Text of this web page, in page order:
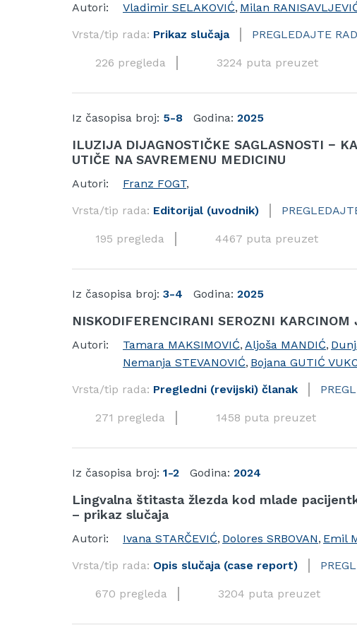
Autori: Vladimir SELAKOVIĆ, Milan
Vrsta/tip rada: Prikaz slučaja PREGLEDAJTE RAD
226 pregleda 3224 puta preuzet
Iz časopisa broj: 5-8 Godina: 2025
ILUZIJA DIJAGNOSTIČKE SAGLASNOSTI −
UTIČE NA SAVREMENU MEDICINU
Autori: Franz FOGT,
Vrsta/tip rada: Editorijal (uvodnik)
195 pregleda 4467 puta preuzet
Iz časopisa broj: 3-4 Godina: 2025
NISKODIFERENCIRANI SEROZNI
Autori: Tamara MAKSIMOVIĆ, Aljoša MANDIĆ,
Nemanja STEVANOVIĆ, Bojana GUTIĆ
Vrsta/tip rada: Pregledni (revijski) članak
271 pregleda 1458 puta preuzet
Iz časopisa broj: 1-2 Godina: 2024
Lingvalna štitasta žlezda kod mlade
– prikaz slučaja
Autori: Ivana STARČEVIĆ, Dolores SRBOVAN, Emil
Vrsta/tip rada: Opis slučaja (case report)
670 pregleda 3204 puta preuzet